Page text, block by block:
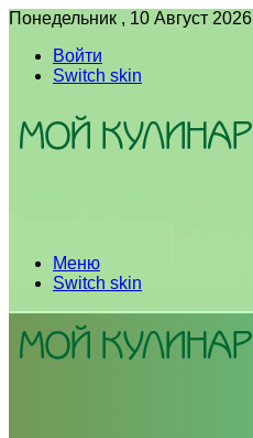
Понедельник , 10 Август 2026
Войти
Switch skin
Меню
Switch skin